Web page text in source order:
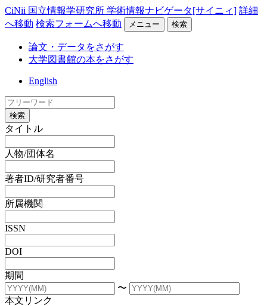
CiNii 国立情報学研究所 学術情報ナビゲータ[サイニィ] 詳細
へ移動 検索フォームへ移動 メニュー 検索
論文・データをさがす
大学図書館の本をさがす
English
検索
タイトル
人物/団体名
著者ID/研究者番号
所属機関
ISSN
DOI
期間
〜
本文リンク